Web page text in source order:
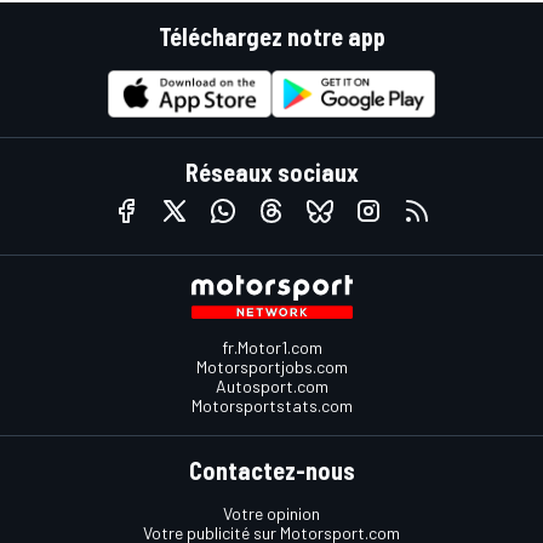
Téléchargez notre app
Réseaux sociaux
fr.Motor1.com
Motorsportjobs.com
Autosport.com
Motorsportstats.com
Contactez-nous
Votre opinion
Votre publicité sur Motorsport.com